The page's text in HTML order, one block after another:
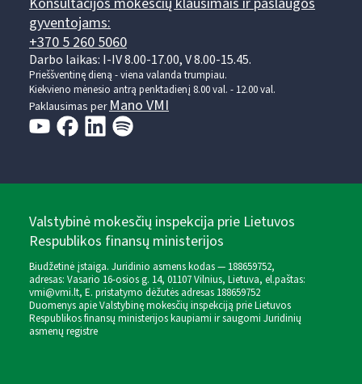
gyventojams:
+370 5 260 5060
Darbo laikas: I-IV 8.00-17.00, V 8.00-15.45.
Prieššventinę dieną - viena valanda trumpiau.
Kiekvieno mėnesio antrą penktadienį 8.00 val. - 12.00 val.
Paklausimas per Mano VMI
Valstybinė mokesčių inspekcija prie Lietuvos
Respublikos finansų ministerijos
Biudžetinė įstaiga. Juridinio asmens kodas — 188659752,
adresas: Vasario 16-osios g. 14, 01107 Vilnius, Lietuva, el.paštas:
vmi@vmi.lt, E. pristatymo dėžutės adresas 188659752
Duomenys apie Valstybinę mokesčių inspekciją prie Lietuvos
Respublikos finansų ministerijos kaupiami ir saugomi Juridinių
asmenų registre